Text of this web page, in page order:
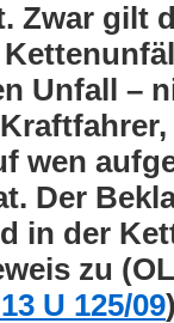
Zwar gilt
Unfall –
wen
Der
in der
zu
U 125/09